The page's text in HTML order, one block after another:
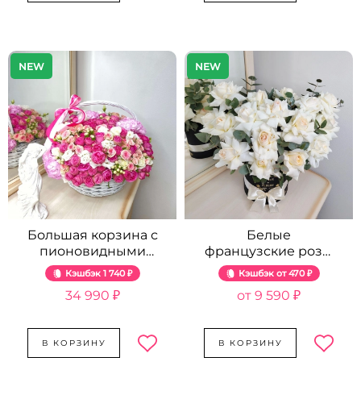
NEW
Большая корзина с
пионовидными
розами - 89 шт.
Кэшбэк 1 740 ₽
34 990 ₽
В КОРЗИНУ
NEW
Белые
французские розы
в коробке от 15 шт.
Кэшбэк 470 ₽
9 590 ₽
В КОРЗИНУ